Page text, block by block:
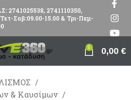
2741110350,
Σαβ:09.00-15.00 & Τρι-Πεμ-
0 0,00 €
& Καυσίμων